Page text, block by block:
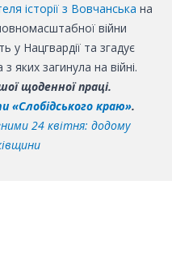
історії з Вовчанська на
війни
у Нацгвардії та згадує
з яких загинула на війні.
щоденної праці.
«Слобідського краю».
24 квітня: додому